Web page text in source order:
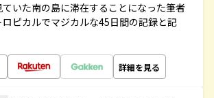
いた南の島に滞在することになった筆者
ピカルでマジカルな45日間の記録と記
詳細を見る